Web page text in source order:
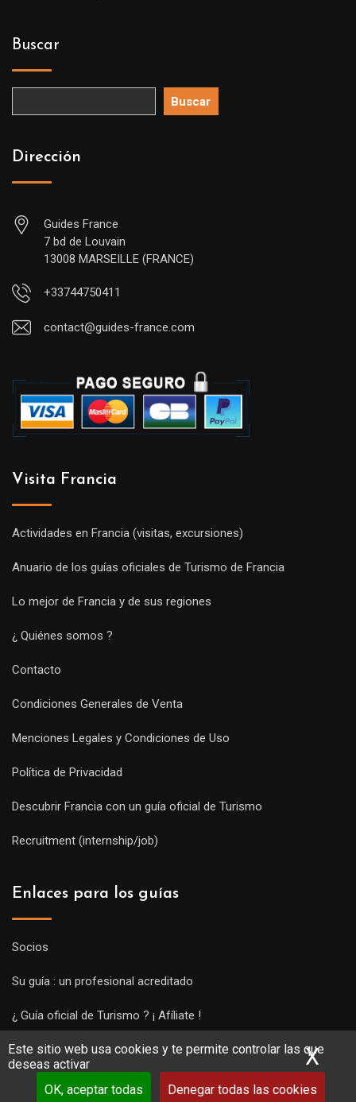
Este sitio web usa cookies y te permite controlar las que
deseas activar
OK, aceptar todas
Denegar todas las cookies
X
Buscar
Buscar
Dirección
Guides France
7 bd de Louvain
13008 MARSEILLE (FRANCE)
+33744750411
contact@guides-france.com
Visita Francia
Actividades en Francia (visitas, excursiones)
Anuario de los guías oficiales de Turismo de Francia
Lo mejor de Francia y de sus regiones
¿ Quiénes somos ?
Contacto
Condiciones Generales de Venta
Menciones Legales y Condiciones de Uso
Política de Privacidad
Descubrir Francia con un guía oficial de Turismo
Recruitment (internship/job)
Enlaces para los guías
Socios
Su guía : un profesional acreditado
¿ Guía oficial de Turismo ? ¡ Afíliate !
Subir una visita y empezar a trabajar !